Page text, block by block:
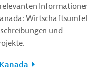
und